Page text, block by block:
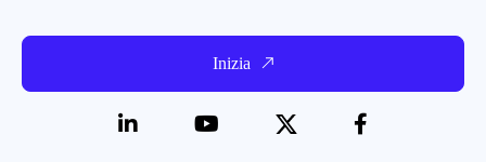
Inizia